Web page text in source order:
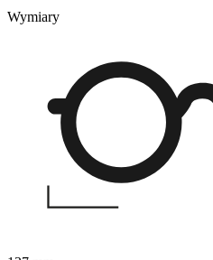
Wymiary